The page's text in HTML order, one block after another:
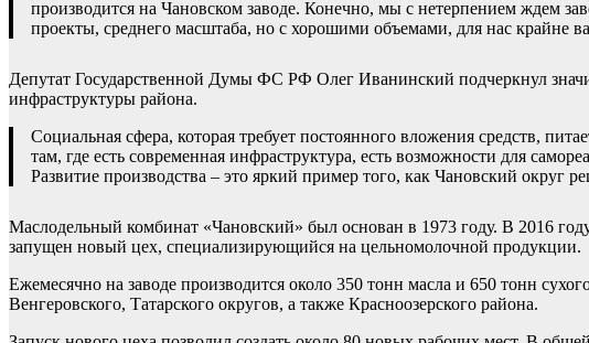
производится на Чановском заводе. Конечно, мы с нетерпением ждем
проекты, среднего масштаба, но с хорошими объемами, для нас крайне
Депутат Государственной Думы ФС РФ Олег Иванинский подчеркнул
инфраструктуры района.
Социальная сфера, которая требует постоянного вложения средств,
там, где есть современная инфраструктура, есть возможности для
Развитие производства – это яркий пример того, как Чановский округ
Маслодельный комбинат «Чановский» был основан в 1973 году. В 2016
запущен новый цех, специализирующийся на цельномолочной продукции.
Ежемесячно на заводе производится около 350 тонн масла и 650 тонн
Венгеровского, Татарского округов, а также Красноозерского района.